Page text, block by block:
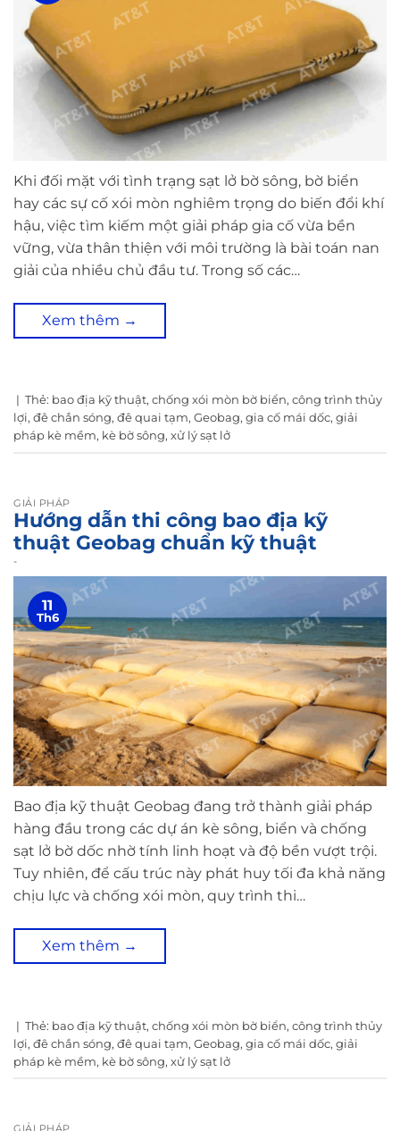
Khi đối mặt với tình trạng sạt lở bờ sông, bờ biển
hay các sự cố xói mòn nghiêm trọng do biến đổi khí
hậu, việc tìm kiếm một giải pháp gia cố vừa bền
vững, vừa thân thiện với môi trường là bài toán nan
giải của nhiều chủ đầu tư. Trong số các…
Xem thêm →
| Thẻ: bao địa kỹ thuật, chống xói mòn bờ biển, công trình thủy
lợi, đê chắn sóng, đê quai tạm, Geobag, gia cố mái dốc, giải
pháp kè mềm, kè bờ sông, xử lý sạt lở
GIẢI PHÁP
Hướng dẫn thi công bao địa kỹ
thuật Geobag chuẩn kỹ thuật
-
11
Th6
Bao địa kỹ thuật Geobag đang trở thành giải pháp
hàng đầu trong các dự án kè sông, biển và chống
sạt lở bờ dốc nhờ tính linh hoạt và độ bền vượt trội.
Tuy nhiên, để cấu trúc này phát huy tối đa khả năng
chịu lực và chống xói mòn, quy trình thi…
Xem thêm →
| Thẻ: bao địa kỹ thuật, chống xói mòn bờ biển, công trình thủy
lợi, đê chắn sóng, đê quai tạm, Geobag, gia cố mái dốc, giải
pháp kè mềm, kè bờ sông, xử lý sạt lở